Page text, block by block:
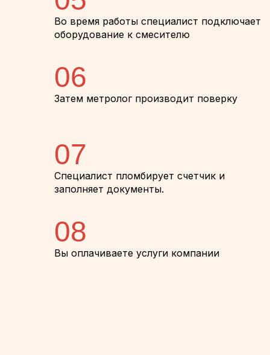
Во время работы специалист подключает
оборудование к смесителю
06
Затем метролог производит поверку
07
Специалист пломбирует счетчик и
заполняет документы.
08
Вы оплачиваете услуги компании